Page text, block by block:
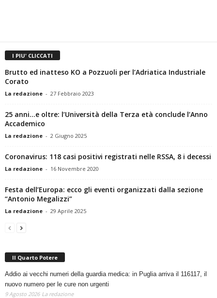
I PIU' CLICCATI
Brutto ed inatteso KO a Pozzuoli per l’Adriatica Industriale
Corato
La redazione - 27 Febbraio 2023
25 anni…e oltre: l’Università della Terza età conclude l’Anno
Accademico
La redazione - 2 Giugno 2025
Coronavirus: 118 casi positivi registrati nelle RSSA, 8 i decessi
La redazione - 16 Novembre 2020
Festa dell’Europa: ecco gli eventi organizzati dalla sezione
“Antonio Megalizzi”
La redazione - 29 Aprile 2025
Il Quarto Potere
Addio ai vecchi numeri della guardia medica: in Puglia arriva il 116117, il
nuovo numero per le cure non urgenti
9 Agosto 2026 La redazione